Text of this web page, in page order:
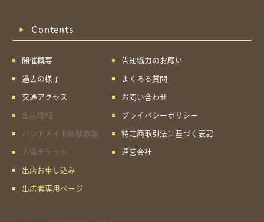
Contents
開催概要
過去の様子
交通アクセス
出店情報
ハンドメイド体験教室
入場チケット
出店お申し込み
出店者専用ページ
告知協力のお願い
よくある質問
お問い合わせ
プライバシーポリシー
特定商取引法に基づく表記
運営会社